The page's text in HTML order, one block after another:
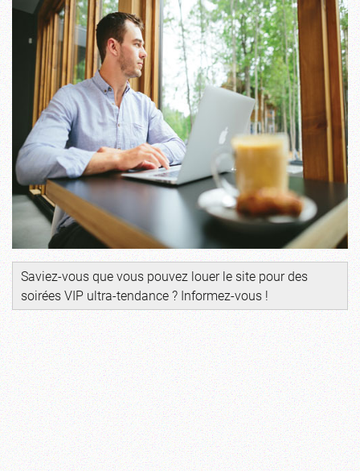
Saviez-vous que vous pouvez louer le site pour des
soirées VIP ultra-tendance ? Informez-vous !